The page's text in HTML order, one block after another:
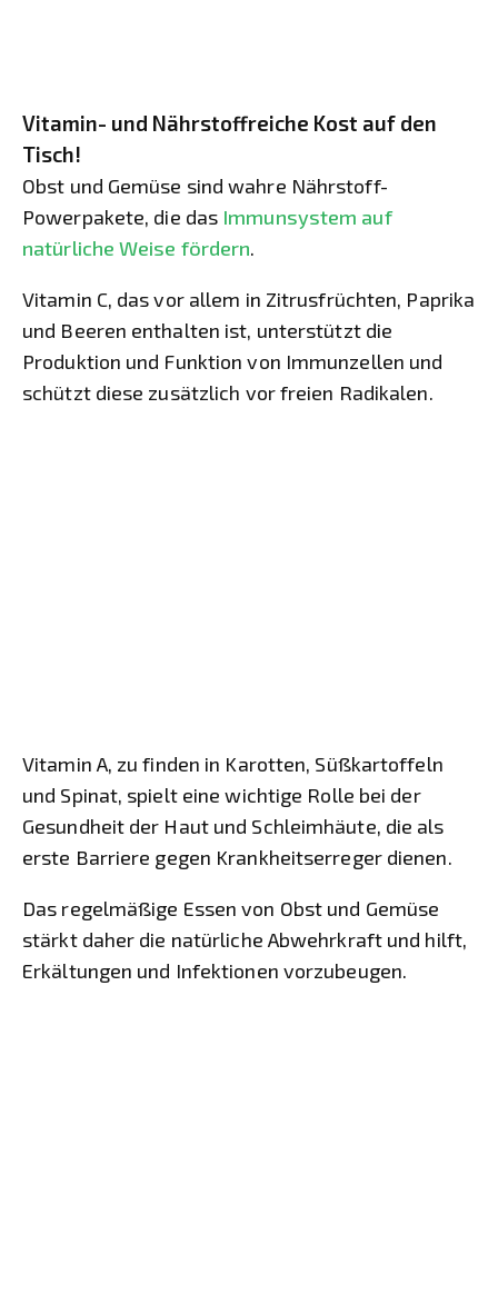
Vitamin- und Nährstoffreiche Kost auf den
Tisch!
Obst und Gemüse sind wahre Nährstoff-
Powerpakete, die das Immunsystem auf
natürliche Weise fördern.
Vitamin C, das vor allem in Zitrusfrüchten, Paprika
und Beeren enthalten ist, unterstützt die
Produktion und Funktion von Immunzellen und
schützt diese zusätzlich vor freien Radikalen.
Vitamin A, zu finden in Karotten, Süßkartoffeln
und Spinat, spielt eine wichtige Rolle bei der
Gesundheit der Haut und Schleimhäute, die als
erste Barriere gegen Krankheitserreger dienen.
Das regelmäßige Essen von Obst und Gemüse
stärkt daher die natürliche Abwehrkraft und hilft,
Erkältungen und Infektionen vorzubeugen.